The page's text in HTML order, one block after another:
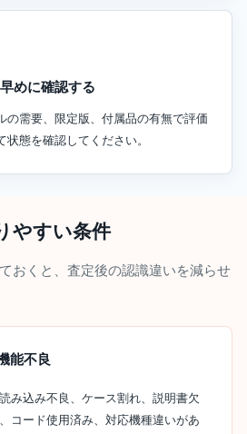
めに確認する
の需要、限定版、付属品の有無で評価
状態を確認してください。
やすい条件
おくと、査定後の認識違いを減らせ
能不良
み込み不良、ケース割れ、説明書欠
コード使用済み、対応機種違いがあ